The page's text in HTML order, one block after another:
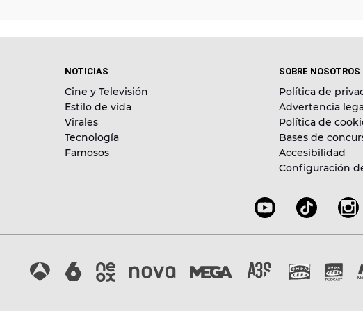
NOTICIAS
Cine y Televisión
Estilo de vida
Virales
Tecnología
Famosos
SOBRE NOSOTROS
Política de
Advertencia
Política de
Bases de
Accesibilidad
Configuración